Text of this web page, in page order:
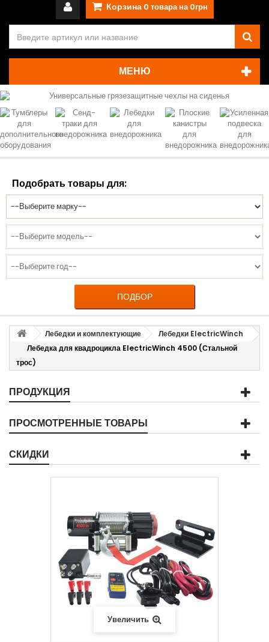
Корзина 0 товара на 0грн
МЕНЮ
Подобрать товары для:
ПОДБОР
Лебедки и комплектующие
Лебедки ElectricWinch
Лебедка для квадроцикла ElectricWinch 4500 (Стальной
трос)
ПРОДУКЦИЯ
ПРОСМОТРЕННЫЕ ТОВАРЫ
СКИДКИ
Увеличить